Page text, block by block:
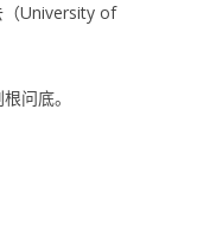
（University of
问底。